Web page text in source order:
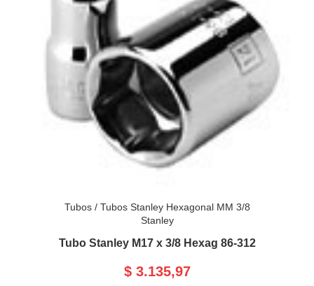
Tubos/ Tubos Stanley Hexagonal MM 3/8
Stanley
Tubo Stanley M17 x 3/8 Hexag 86-312
$ 3.135,97